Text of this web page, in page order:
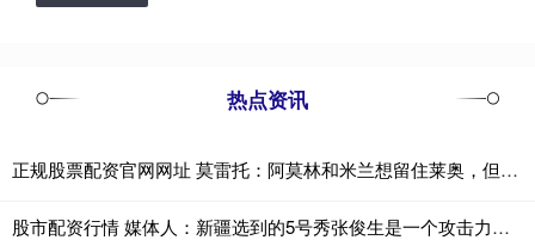
热点资讯
正规股票配资官网网址 莫雷托：阿莫林和米兰想留住莱奥，但球员转会离队的大门并未关闭
股市配资行情 媒体人：新疆选到的5号秀张俊生是一个攻击力很强的小后卫 非常快